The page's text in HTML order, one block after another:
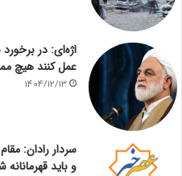
اژه‌ای: در
عمل کنند هیچ
1404/12/13
سردار رادان:
و باید